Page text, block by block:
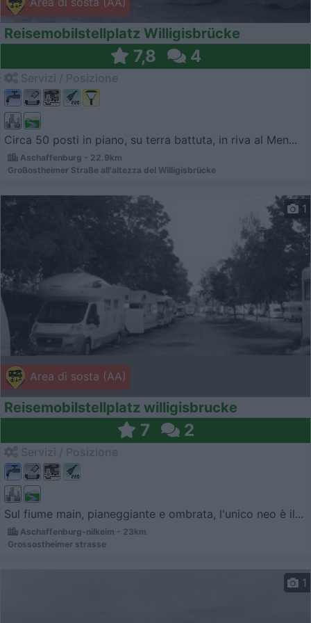
Reisemobilstellplatz Willigisbrücke
7,8 4
Circa 50 posti in piano, su terra battuta, in riva al Men...
Aschaffenburg - 22.9km
Großostheimer Straße all'altezza del Willigisbrücke
Area di sosta (AA)
1
Reisemobilstellplatz willigisbrucke
7 2
Sul fiume main, pianeggiante e ombrata, l'unico neo è il...
Aschaffenburg-nilkeim - 23km
Grossostheimer strasse
1